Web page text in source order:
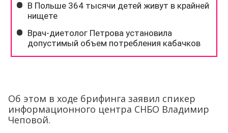
Об этом в ходе брифинга заявил спикер
информационного центра СНБО Владимир
Чеповой.